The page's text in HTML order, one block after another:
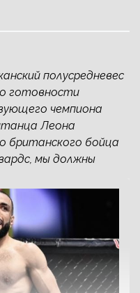
полусредневес
готовности
чемпиона
Леона
британского бойца
мы должны